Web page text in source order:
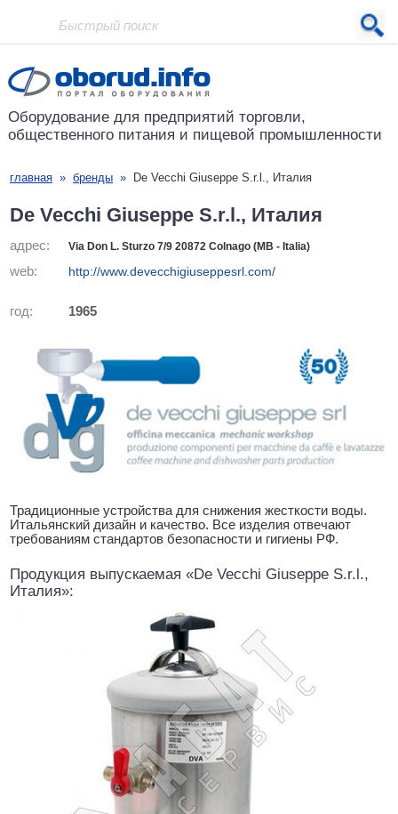
Проект основан в 2001 году
Оборудование для предприятий торговли,
общественного питания и пищевой промышленности
главная » бренды » De Vecchi Giuseppe S.r.l., Италия
De Vecchi Giuseppe S.r.l., Италия
адрес: Via Don L. Sturzo 7/9 20872 Colnago (MB - Italia)
web: http://www.devecchigiuseppesrl.com/
год: 1965
Традиционные устройства для снижения жесткости воды.
Итальянский дизайн и качество. Все изделия отвечают
требованиям стандартов безопасности и гигиены РФ.
Продукция выпускаемая «De Vecchi Giuseppe S.r.l.,
Италия»: